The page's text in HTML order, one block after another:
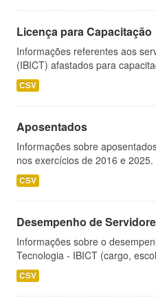
Licença para Capacitação
Informações referentes aos
(IBICT) afastados para
CSV
Aposentados
Informações sobre
nos exercícios de 2016 e 2025.
CSV
Desempenho de
Informações sobre o
Tecnologia - IBICT (cargo,
CSV